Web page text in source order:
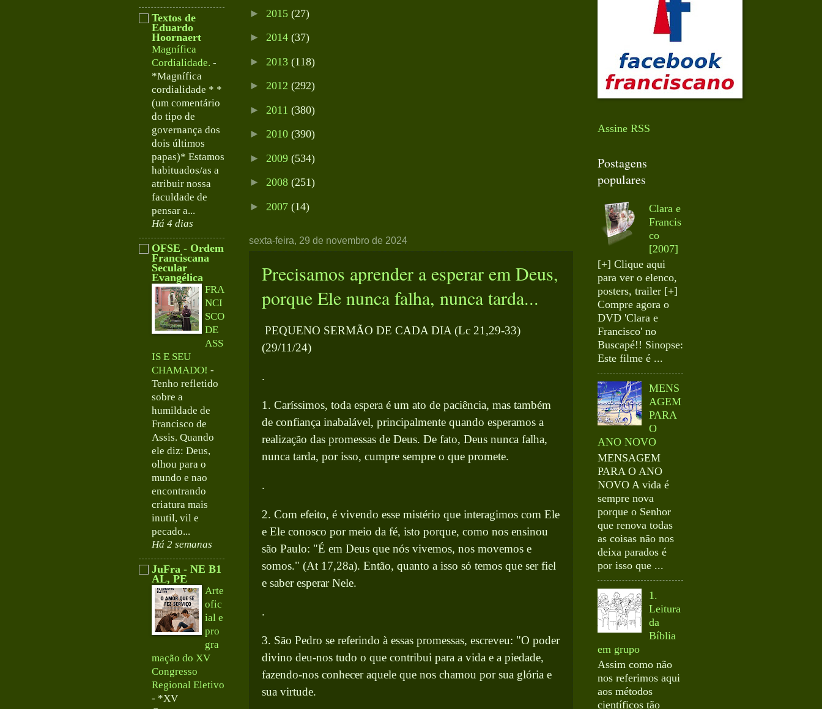
► 2015 (27)
► 2014 (37)
► 2013 (118)
► 2012 (292)
► 2011 (380)
► 2010 (390)
► 2009 (534)
► 2008 (251)
► 2007 (14)
sexta-feira, 29 de novembro de 2024
Precisamos aprender a esperar em Deus,
porque Ele nunca falha, nunca tarda...
PEQUENO SERMÃO DE CADA DIA (Lc 21,29-33)
(29/11/24)
.
1. Caríssimos, toda espera é um ato de paciência, mas também
de confiança inabalável, principalmente quando esperamos a
realização das promessas de Deus. De fato, Deus nunca falha,
nunca tarda, por isso, cumpre sempre o que promete.
.
2. Com efeito, é vivendo esse mistério que interagimos com Ele
e Ele conosco por meio da fé, isto porque, como nos ensinou
são Paulo: "É em Deus que nós vivemos, nos movemos e
somos." (At 17,28a). Então, quanto a isso só temos que ser fiel
e saber esperar Nele.
.
3. São Pedro se referindo à essas promessas, escreveu: "O poder
divino deu-nos tudo o que contribui para a vida e a piedade,
fazendo-nos conhecer aquele que nos chamou por sua glória e
sua virtude.
Textos de
Eduardo
Hoornaert
Magnífica
Cordialidade. -
*Magnífica
cordialidade * *
(um comentário
do tipo de
governança dos
dois últimos
papas)* Estamos
habituados/as a
atribuir nossa
faculdade de
pensar a...
Há 4 dias
OFSE - Ordem
Franciscana
Secular
Evangélica
FRA
NCI
SCO
DE
ASS
IS E SEU
CHAMADO! -
Tenho refletido
sobre a
humildade de
Francisco de
Assis. Quando
ele diz: Deus,
olhou para o
mundo e nao
encontrando
criatura mais
inutil, vil e
pecado...
Há 2 semanas
JuFra - NE B1
AL, PE
Arte
ofic
ial e
pro
gra
mação do XV
Congresso
Regional Eletivo
- *XV
Assine RSS
Postagens
populares
Clara e
Francis
co
[2007]
[+] Clique aqui
para ver o elenco,
posters, trailer [+]
Compre agora o
DVD 'Clara e
Francisco' no
Buscapé!! Sinopse:
Este filme é ...
MENS
AGEM
PARA
O
ANO NOVO
MENSAGEM
PARA O ANO
NOVO A vida é
sempre nova
porque o Senhor
que renova todas
as coisas não nos
deixa parados é
por isso que ...
1.
Leitura
da
Bíblia
em grupo
Assim como não
nos referimos aqui
aos métodos
científicos tão